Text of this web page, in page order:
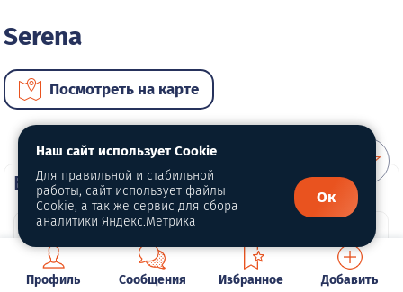
Serena
Посмотреть на карте
ВИП автомобили
Профиль Сообщения Избранное Добавить
Наш сайт использует Cookie
Для правильной и стабильной
работы, сайт использует файлы
Cookie, а так же сервис для сбора
аналитики Яндекс.Метрика
Ок